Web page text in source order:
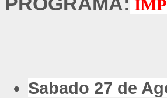
Sabado 27 de